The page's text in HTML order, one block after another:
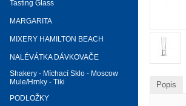
Tasting Glass
MARGARITA
MIXERY HAMILTON BEACH
NALÉVÁTKA DÁVKOVAČE
Shakery - Míchací Sklo - Moscow
Mule/Hrnky - Tiki
PODLOŽKY
Popis